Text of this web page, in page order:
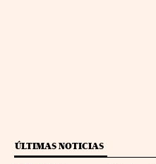
ÚLTIMAS NOTICIAS